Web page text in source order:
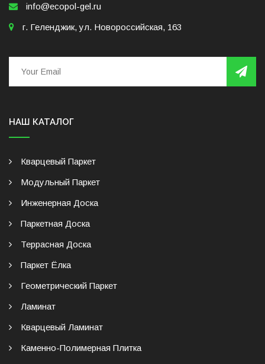
info@ecopol-gel.ru
г. Геленджик, ул. Новороссийская, 163
НАШ КАТАЛОГ
Кварцевый Паркет
Модульный Паркет
Инженерная Доска
Паркетная Доска
Террасная Доска
Паркет Ёлка
Геометрический Паркет
Ламинат
Кварцевый Ламинат
Каменно-Полимерная Плитка